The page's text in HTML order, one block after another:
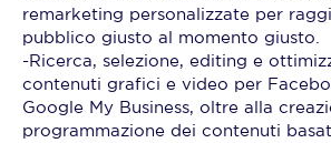
remarketing personalizzate per
pubblico giusto al momento giusto.
-Ricerca, selezione, editing e
contenuti grafici e video per
Google My Business, oltre alla
programmazione dei contenuti